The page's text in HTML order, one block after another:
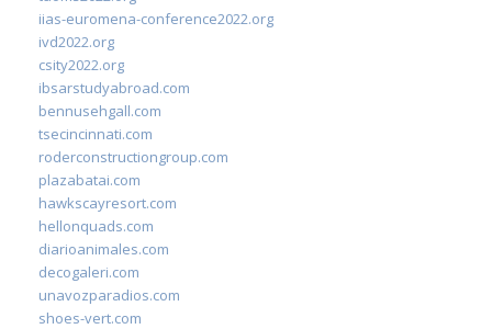
iias-euromena-conference2022.org
ivd2022.org
csity2022.org
ibsarstudyabroad.com
bennusehgall.com
tsecincinnati.com
roderconstructiongroup.com
plazabatai.com
hawkscayresort.com
hellonquads.com
diarioanimales.com
decogaleri.com
unavozparadios.com
shoes-vert.com